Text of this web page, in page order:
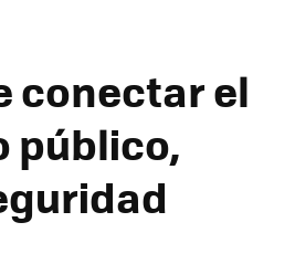
conectar el
público,